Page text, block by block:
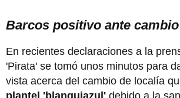
Barcos positivo ante
En recientes declaraciones a la
'Pirata' se tomó unos minutos para
vista acerca del cambio de localía
plantel 'blanquiazul' debido a la